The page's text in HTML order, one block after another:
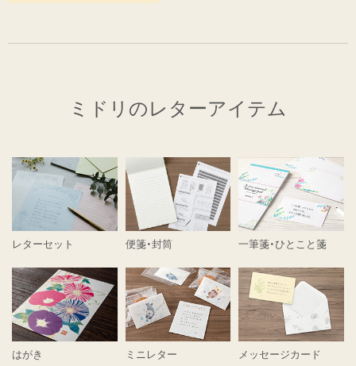
ミドリのレターアイテム
レターセット 便箋・封筒 一筆箋・ひとこと箋
はがき ミニレター メッセージカード